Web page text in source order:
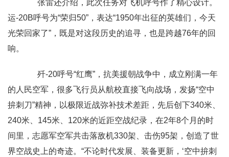
张雷还介绍，此次任务对飞机呼号作了精心设计。
运-20B呼号为“荣归50”，表达“1950年出征的英雄们，今天
光荣回家了”，既是对这段历史的追寻，也是跨越76年的回
响。
歼-20呼号“红鹰”，抗美援朝战争中，成立刚满一年
的人民空军，很多飞行员从航校直接飞向战场，发扬“空中
拚刺刀”精神，以极限近战弥补技术差距，先后创下340米、
240米、145米、120米的近距空战纪录，在2年8个月的时
间里，志愿军空军共击落敌机330架、击伤95架，创造了世
界空战史上的奇迹。“不论时代发展、装备更新，‘空中拚刺